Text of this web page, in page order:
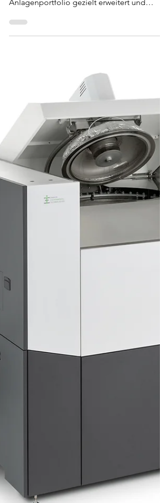
Industrie
Laserquellen, Anlagen und Messsysteme
anspruchsvolle Forschungs- und
Entwicklungsprojekte zur Verfügung.